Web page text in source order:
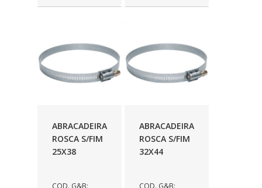
ABRACADEIRA
ROSCA S/FIM
25X38
COD. G&B:
ABRACADEIRA
ROSCA S/FIM
32X44
COD. G&B: